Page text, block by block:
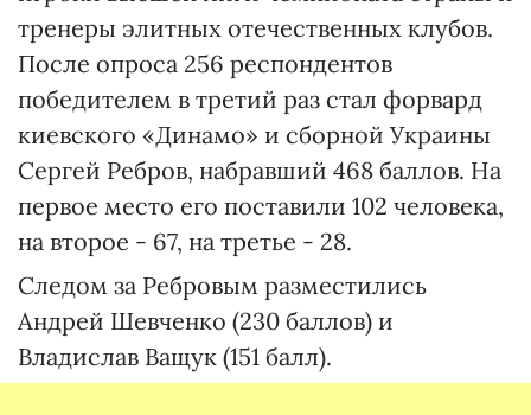
тренеры элитных отечественных клубов.
После опроса 256 респондентов
победителем в третий раз стал форвард
киевского «Динамо» и сборной Украины
Сергей Ребров, набравший 468 баллов. На
первое место его поставили 102 человека,
на второе - 67, на третье - 28.
Следом за Ребровым разместились
Андрей Шевченко (230 баллов) и
Владислав Ващук (151 балл).